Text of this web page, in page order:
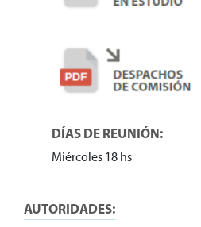
DÍAS DE REUNIÓN:
Miércoles 18 hs
AUTORIDADES: